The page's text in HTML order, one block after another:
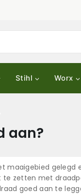
Stihl Worx
aan?
gelegd
te zetten met
goed aan te